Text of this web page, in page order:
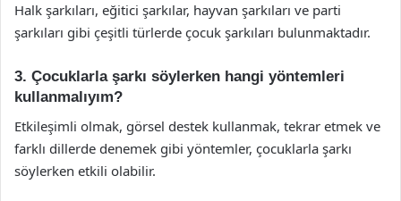
Halk şarkıları, eğitici şarkılar, hayvan şarkıları ve parti
şarkıları gibi çeşitli türlerde çocuk şarkıları bulunmaktadır.
3. Çocuklarla şarkı söylerken hangi yöntemleri
kullanmalıyım?
Etkileşimli olmak, görsel destek kullanmak, tekrar etmek ve
farklı dillerde denemek gibi yöntemler, çocuklarla şarkı
söylerken etkili olabilir.